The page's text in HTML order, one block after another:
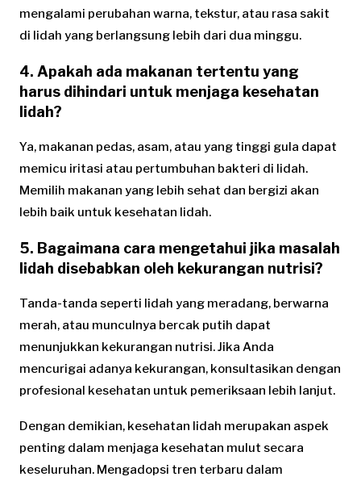
mengalami perubahan warna, tekstur, atau rasa sakit
di lidah yang berlangsung lebih dari dua minggu.
4. Apakah ada makanan tertentu yang
harus dihindari untuk menjaga kesehatan
lidah?
Ya, makanan pedas, asam, atau yang tinggi gula dapat
memicu iritasi atau pertumbuhan bakteri di lidah.
Memilih makanan yang lebih sehat dan bergizi akan
lebih baik untuk kesehatan lidah.
5. Bagaimana cara mengetahui jika masalah
lidah disebabkan oleh kekurangan nutrisi?
Tanda-tanda seperti lidah yang meradang, berwarna
merah, atau munculnya bercak putih dapat
menunjukkan kekurangan nutrisi. Jika Anda
mencurigai adanya kekurangan, konsultasikan dengan
profesional kesehatan untuk pemeriksaan lebih lanjut.
Dengan demikian, kesehatan lidah merupakan aspek
penting dalam menjaga kesehatan mulut secara
keseluruhan. Mengadopsi tren terbaru dalam